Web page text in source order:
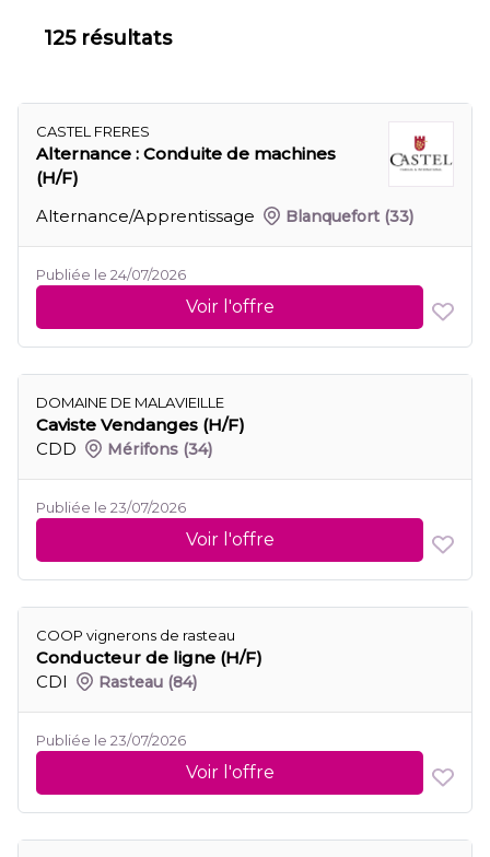
125 résultats
CASTEL FRERES
Alternance : Conduite de machines
(H/F)
Alternance/Apprentissage
Blanquefort (33)
Publiée le 24/07/2026
Voir l'offre
DOMAINE DE MALAVIEILLE
Caviste Vendanges (H/F)
CDD
Mérifons (34)
Publiée le 23/07/2026
Voir l'offre
COOP vignerons de rasteau
Conducteur de ligne (H/F)
CDI
Rasteau (84)
Publiée le 23/07/2026
Voir l'offre